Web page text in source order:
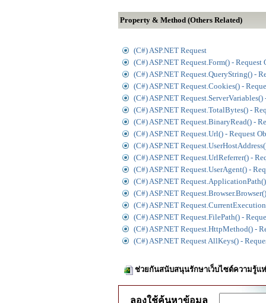
Property & Method (Others Related)
(C#) ASP.NET Request
(C#) ASP.NET Request.Form() - Request
(C#) ASP.NET Request.QueryString() -
(C#) ASP.NET Request.Cookies() -
(C#) ASP.NET
(C#) ASP.NET Request.TotalBytes() -
(C#) ASP.NET Request.BinaryRead() -
(C#) ASP.NET Request.Url() - Request
(C#) ASP.NET
(C#) ASP.NET Request.UrlReferrer() -
(C#) ASP.NET Request.UserAgent() -
(C#) ASP.NET
(C#) ASP.NET
(C#) ASP.NET
(C#) ASP.NET Request.FilePath() -
(C#) ASP.NET Request.HttpMethod() -
(C#) ASP.NET Request AllKeys() -
ช่วยกันสนับสนุนรักษาเว็บไซต์ความรู้แ
ลองใช้ค้นหาข้อมูล